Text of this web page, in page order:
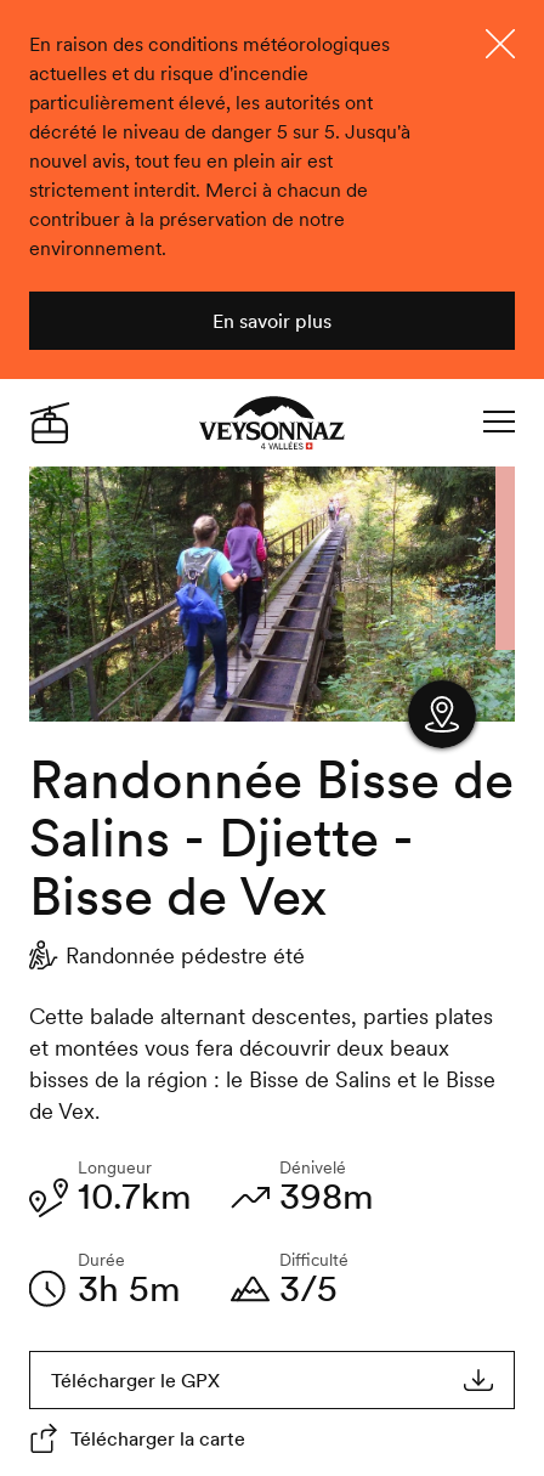
En raison des conditions météorologiques
actuelles et du risque d'incendie
particulièrement élevé, les autorités ont
décrété le niveau de danger 5 sur 5. Jusqu'à
nouvel avis, tout feu en plein air est
strictement interdit. Merci à chacun de
contribuer à la préservation de notre
environnement.
En savoir plus
Veysonnaz
Live
Afficher
Randonnée Bisse de
Salins - Djiette -
Bisse de Vex
Randonnée pédestre été
Cette balade alternant descentes, parties plates
et montées vous fera découvrir deux beaux
bisses de la région : le Bisse de Salins et le Bisse
de Vex.
Longueur
10.7km
Durée
3h 5m
Dénivelé
398m
Difficulté
3/5
Télécharger le GPX
Télécharger la carte